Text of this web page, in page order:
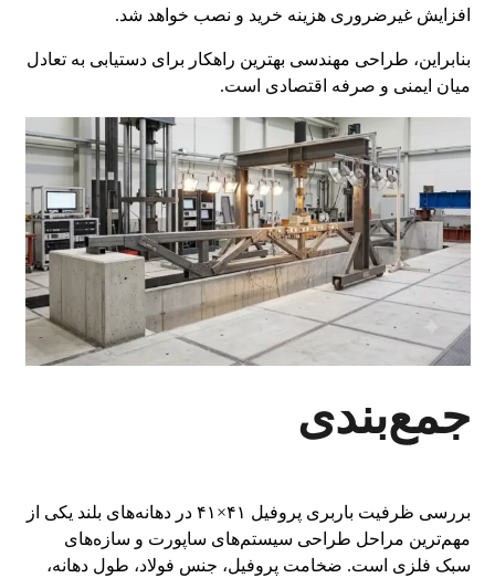
افزایش غیرضروری هزینه خرید و نصب خواهد شد.
بنابراین، طراحی مهندسی بهترین راهکار برای دستیابی به تعادل
میان ایمنی و صرفه اقتصادی است.
جمع‌بندی
بررسی ظرفیت باربری پروفیل ۴۱×۴۱ در دهانه‌های بلند یکی از
مهم‌ترین مراحل طراحی سیستم‌های ساپورت و سازه‌های
سبک فلزی است. ضخامت پروفیل، جنس فولاد، طول دهانه،